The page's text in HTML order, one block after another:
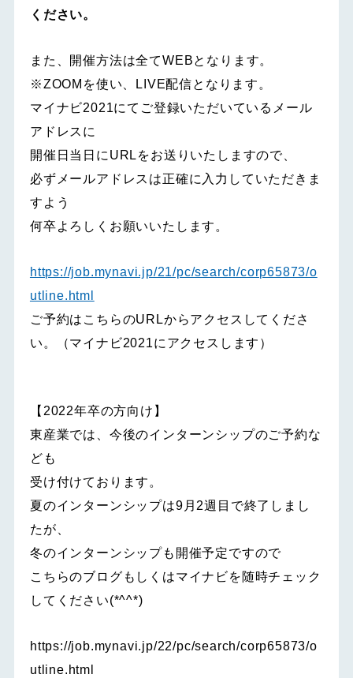
ください。
また、開催方法は全てWEBとなります。
※ZOOMを使い、LIVE配信となります。
マイナビ2021にてご登録いただいているメール
アドレスに
開催日当日にURLをお送りいたしますので、
必ずメールアドレスは正確に入力していただきま
すよう
何卒よろしくお願いいたします。
https://job.mynavi.jp/21/pc/search/corp65873/o
utline.html
ご予約はこちらのURLからアクセスしてくださ
い。（マイナビ2021にアクセスします）
【2022年卒の方向け】
東産業では、今後のインターンシップのご予約な
ども
受け付けております。
夏のインターンシップは9月2週目で終了しまし
たが、
冬のインターンシップも開催予定ですので
こちらのブログもしくはマイナビを随時チェック
してください(*^^*)
https://job.mynavi.jp/22/pc/search/corp65873/o
utline.html